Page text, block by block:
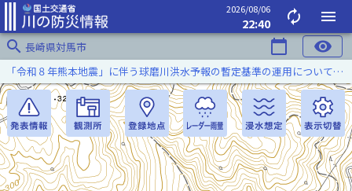
2026/08/06
22:40 autorenew
menu
search 長崎県対馬市 calendar_today visibility
「令和８年熊本地震」に伴う球磨川洪水予報の暫定基準の運用について（令和８年８月５日）